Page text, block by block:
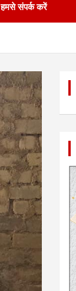
हमसे संपर्क करें